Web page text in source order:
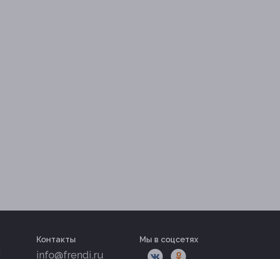
Контакты
info@frendi.ru
Мы в соцсетях